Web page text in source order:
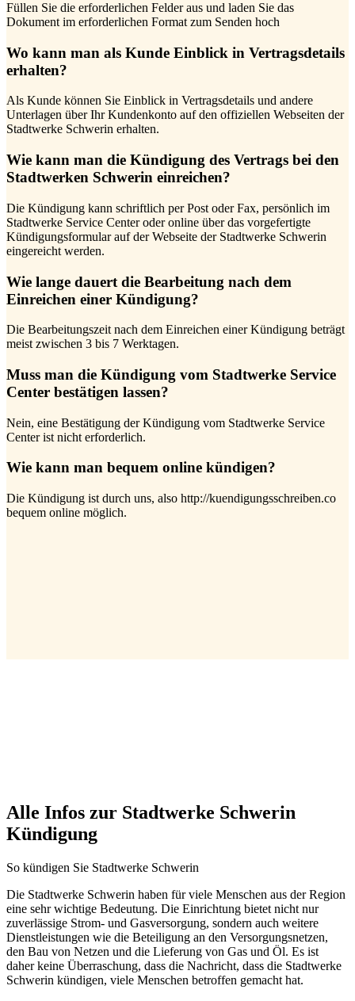
Füllen Sie die erforderlichen Felder aus und laden Sie das
Dokument im erforderlichen Format zum Senden hoch
Wo kann man als Kunde Einblick in Vertragsdetails
erhalten?
Als Kunde können Sie Einblick in Vertragsdetails und andere
Unterlagen über Ihr Kundenkonto auf den offiziellen Webseiten der
Stadtwerke Schwerin erhalten.
Wie kann man die Kündigung des Vertrags bei den
Stadtwerken Schwerin einreichen?
Die Kündigung kann schriftlich per Post oder Fax, persönlich im
Stadtwerke Service Center oder online über das vorgefertigte
Kündigungsformular auf der Webseite der Stadtwerke Schwerin
eingereicht werden.
Wie lange dauert die Bearbeitung nach dem
Einreichen einer Kündigung?
Die Bearbeitungszeit nach dem Einreichen einer Kündigung beträgt
meist zwischen 3 bis 7 Werktagen.
Muss man die Kündigung vom Stadtwerke Service
Center bestätigen lassen?
Nein, eine Bestätigung der Kündigung vom Stadtwerke Service
Center ist nicht erforderlich.
Wie kann man bequem online kündigen?
Die Kündigung ist durch uns, also http://kuendigungsschreiben.co
bequem online möglich.
Alle Infos zur Stadtwerke Schwerin
Kündigung
So kündigen Sie Stadtwerke Schwerin
Die Stadtwerke Schwerin haben für viele Menschen aus der Region
eine sehr wichtige Bedeutung. Die Einrichtung bietet nicht nur
zuverlässige Strom- und Gasversorgung, sondern auch weitere
Dienstleistungen wie die Beteiligung an den Versorgungsnetzen,
den Bau von Netzen und die Lieferung von Gas und Öl. Es ist
daher keine Überraschung, dass die Nachricht, dass die Stadtwerke
Schwerin kündigen, viele Menschen betroffen gemacht hat.